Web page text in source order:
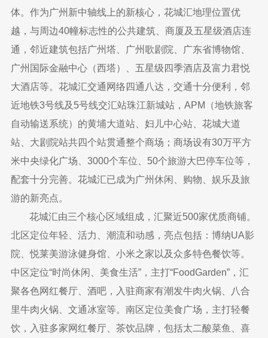
体。作为广州新中轴线上的新核心，花城汇地理位置优
越，与周边40幢标志性的公共建筑、商厦及五星级酒店连
通，邻近建筑包括广州塔、广州歌剧院、广东省博物馆、
广州国际金融中心（西塔）、五星级四季酒店及富力君悦
大酒店等。花城汇交通网络四通八达，交通十分便利，邻
近地铁3号线及5号线交汇站珠江新城站，APM（地铁旅客
自动输送系统）的黄埔大道站、妇儿中心站、花城大道
站、大剧院站共四个站贯通整个商场；商场设有30万平方
米中央绿化广场、3000个车位、50个旅游大巴停车位等，
配套十分完善。花城汇已成为广州休闲、购物、娱乐及旅
游的新亮点。
花城汇由三个核心区域组成，汇聚近500家优质商铺。
北区定位年轻、活力、潮流和动感，亮点包括：博纳UA影
院、悦莱美游泳健身馆、小米之家以及众多特色餐饮等。
中区定位“时尚休闲、美食生活”，主打“FoodGarden”，汇
聚各色网红餐厅、酒吧，入驻商家有潮发牛肉火锅、八合
里牛肉火锅、文通冰室等。南区定位美食广场，主打轻餐
饮，入驻多家网红餐厅、茶饮品牌，包括太二酸菜鱼、喜